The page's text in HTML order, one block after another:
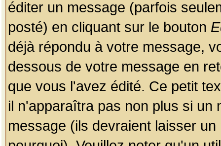
éditer un message (parfois
posté) en cliquant sur le bouton
déjà répondu à votre message,
dessous de votre message en
que vous l'avez édité. Ce petit
il n'apparaîtra pas non plus si un
message (ils devraient laisser